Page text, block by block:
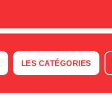
LES CATÉGORIES